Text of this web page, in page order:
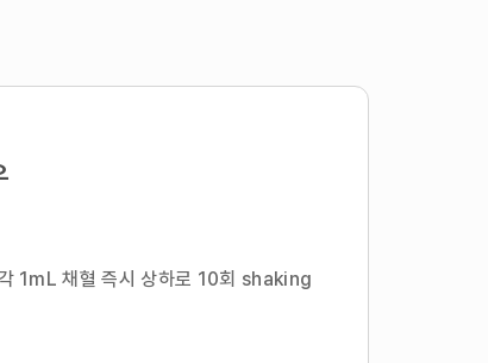
채혈 즉시 상하로 10회 shaking